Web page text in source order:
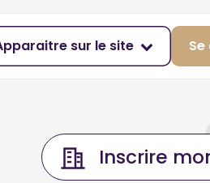
sur le site
Inscrire